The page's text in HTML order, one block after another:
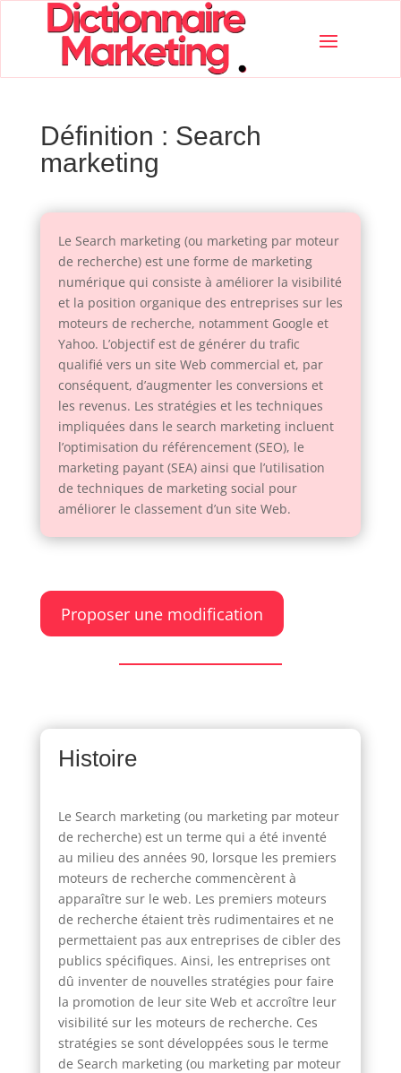
Définition : Search
marketing
Le Search marketing (ou marketing par moteur
de recherche) est une forme de marketing
numérique qui consiste à améliorer la visibilité
et la position organique des entreprises sur les
moteurs de recherche, notamment Google et
Yahoo. L’objectif est de générer du trafic
qualifié vers un site Web commercial et, par
conséquent, d’augmenter les conversions et
les revenus. Les stratégies et les techniques
impliquées dans le search marketing incluent
l’optimisation du référencement (SEO), le
marketing payant (SEA) ainsi que l’utilisation
de techniques de marketing social pour
améliorer le classement d’un site Web.
Proposer une modification
Histoire
Le Search marketing (ou marketing par moteur
de recherche) est un terme qui a été inventé
au milieu des années 90, lorsque les premiers
moteurs de recherche commencèrent à
apparaître sur le web. Les premiers moteurs
de recherche étaient très rudimentaires et ne
permettaient pas aux entreprises de cibler des
publics spécifiques. Ainsi, les entreprises ont
dû inventer de nouvelles stratégies pour faire
la promotion de leur site Web et accroître leur
visibilité sur les moteurs de recherche. Ces
stratégies se sont développées sous le terme
de Search marketing (ou marketing par moteur